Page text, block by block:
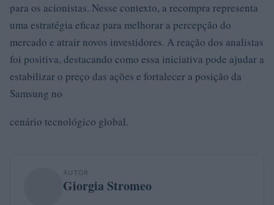
para os acionistas. Nesse contexto, a recompra representa
uma estratégia eficaz para melhorar a percepção do
mercado e atrair novos investidores. A reação dos analistas
foi positiva, destacando como essa iniciativa pode ajudar a
estabilizar o preço das ações e fortalecer a posição da
Samsung no
cenário tecnológico global.
AUTOR
Giorgia Stromeo